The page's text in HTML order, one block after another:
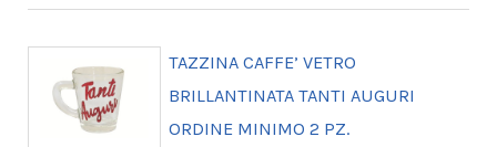
TAZZINA CAFFE’ VETRO
BRILLANTINATA TANTI AUGURI
ORDINE MINIMO 2 PZ.